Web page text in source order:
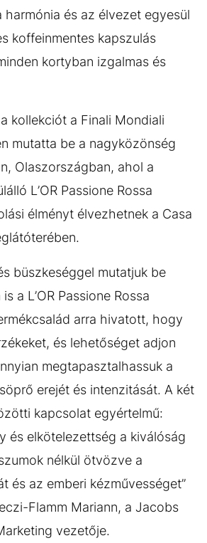
harmónia és az élvezet egyesül
koffeinmentes kapszulás
kortyban izgalmas és
a kollekciót a Finali Mondiali
mutatta be a nagyközönség
Olaszországban, ahol a
L’OR Passione Rossa
élményt élvezhetnek a Casa
büszkeséggel mutatjuk be
a L’OR Passione Rossa
arra hivatott, hogy
és lehetőséget adjon
megtapasztalhassuk a
erejét és intenzitását. A két
kapcsolat egyértelmű:
és elkötelezettség a kiválóság
nélkül ötvözve a
és az emberi kézművességet”
Flamm Mariann, a Jacobs
vezetője.